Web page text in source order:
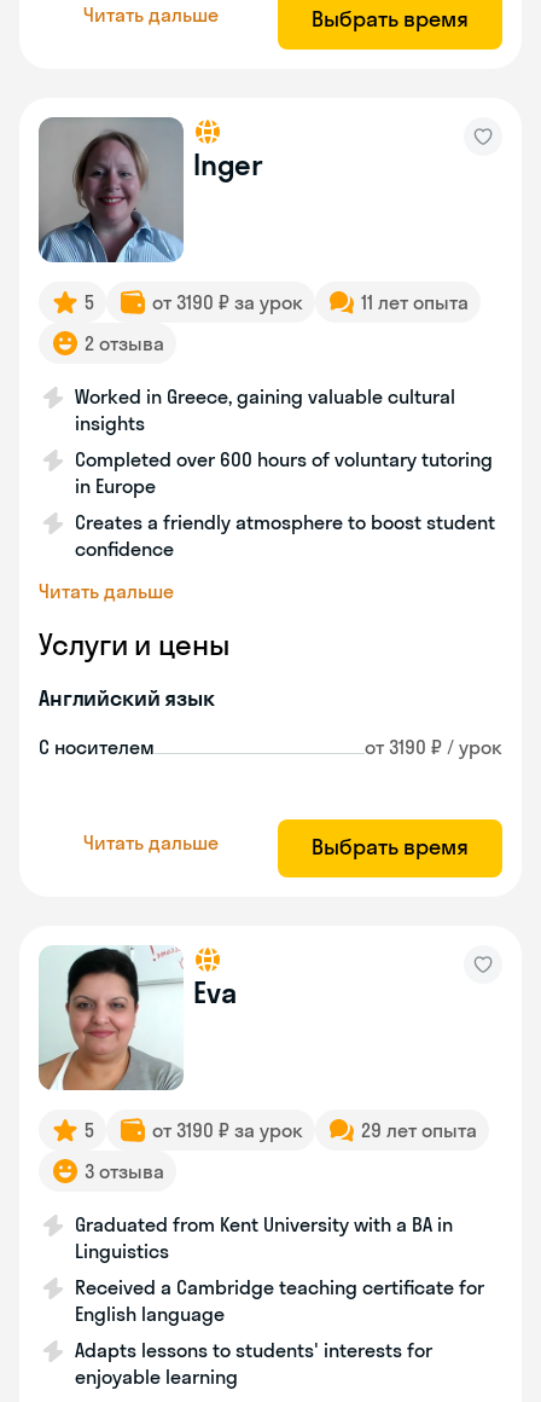
Читать дальше Выбрать время
Inger
5 от 3190 ₽ за урок
11 лет опыта
2 отзыва
Worked in Greece, gaining valuable cultural
insights
Completed over 600 hours of voluntary tutoring
in Europe
Creates a friendly atmosphere to boost student
confidence
Читать дальше
Услуги и цены
Английский язык
С носителем от 3190 ₽ / урок
Читать дальше Выбрать время
Eva
5 от 3190 ₽ за урок
29 лет опыта
3 отзыва
Graduated from Kent University with a BA in
Linguistics
Received a Cambridge teaching certificate for
English language
Adapts lessons to students' interests for
enjoyable learning